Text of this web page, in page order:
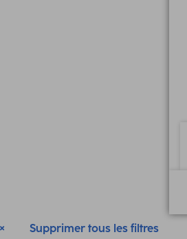
Supprimer tous les filtres